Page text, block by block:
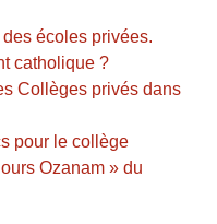
des écoles privées.
catholique ?
Collèges privés dans
pour le collège
Ozanam » du